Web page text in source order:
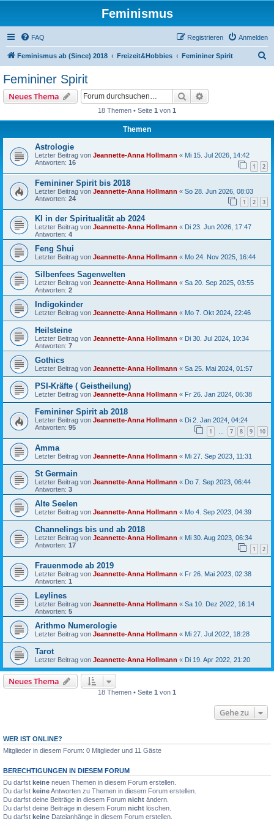
Feminismus
FAQ Anmelden
Registrieren
Feminismus ab (Since) 2018 Freizeit&Hobbies Femininer Spirit
Femininer Spirit
Neues Thema Suche
18 Themen • Seite 1 von 1
Themen
Astrologie
Letzter Beitrag von Jeannette-Anna Hollmann « Mi 15. Jul 2026, 14:42
Antworten: 16 1 2
Femininer Spirit bis 2018
Letzter Beitrag von Jeannette-Anna Hollmann « So 28. Jun 2026, 08:03
Antworten: 24 1 2 3
KI in der Spiritualität ab 2024
Letzter Beitrag von Jeannette-Anna Hollmann « Di 23. Jun 2026, 17:47
Antworten: 4
Feng Shui
Letzter Beitrag von Jeannette-Anna Hollmann « Mo 24. Nov 2025, 16:44
Silbenfees Sagenwelten
Letzter Beitrag von Jeannette-Anna Hollmann « Sa 20. Sep 2025, 03:55
Antworten: 2
Indigokinder
Letzter Beitrag von Jeannette-Anna Hollmann « Mo 7. Okt 2024, 22:46
Heilsteine
Letzter Beitrag von Jeannette-Anna Hollmann « Di 30. Jul 2024, 10:34
Antworten: 7
Gothics
Letzter Beitrag von Jeannette-Anna Hollmann « Sa 25. Mai 2024, 01:57
PSI-Kräfte ( Geistheilung)
Letzter Beitrag von Jeannette-Anna Hollmann « Fr 26. Jan 2024, 06:38
Femininer Spirit ab 2018
Letzter Beitrag von Jeannette-Anna Hollmann « Di 2. Jan 2024, 04:24
Antworten: 95 1 … 7 8 9 10
Amma
Letzter Beitrag von Jeannette-Anna Hollmann « Mi 27. Sep 2023, 11:31
St Germain
Letzter Beitrag von Jeannette-Anna Hollmann « Do 7. Sep 2023, 06:44
Antworten: 3
Alte Seelen
Letzter Beitrag von Jeannette-Anna Hollmann « Mo 4. Sep 2023, 04:39
Channelings bis und ab 2018
Letzter Beitrag von Jeannette-Anna Hollmann « Mi 30. Aug 2023, 06:34
Antworten: 17 1 2
Frauenmode ab 2019
Letzter Beitrag von Jeannette-Anna Hollmann « Fr 26. Mai 2023, 02:38
Antworten: 1
Leylines
Letzter Beitrag von Jeannette-Anna Hollmann « Sa 10. Dez 2022, 16:14
Antworten: 5
Arithmo Numerologie
Letzter Beitrag von Jeannette-Anna Hollmann « Mi 27. Jul 2022, 18:28
Tarot
Letzter Beitrag von Jeannette-Anna Hollmann « Di 19. Apr 2022, 21:20
Neues Thema
18 Themen • Seite 1 von 1
Gehe zu
WER IST ONLINE?
Mitglieder in diesem Forum: 0 Mitglieder und 11 Gäste
BERECHTIGUNGEN IN DIESEM FORUM
Du darfst keine neuen Themen in diesem Forum erstellen.
Du darfst keineAntworten zu Themen in diesem Forum erstellen.
Du darfst deine Beiträge in diesem Forum nicht ändern.
Du darfst deine Beiträge in diesem Forum nicht löschen.
Du darfst keine Dateianhänge in diesem Forum erstellen.